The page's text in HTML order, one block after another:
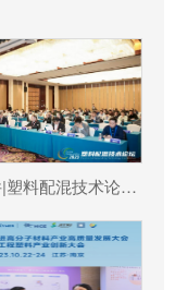
顺景软件|塑料配混技术论坛上展示数字化的力量